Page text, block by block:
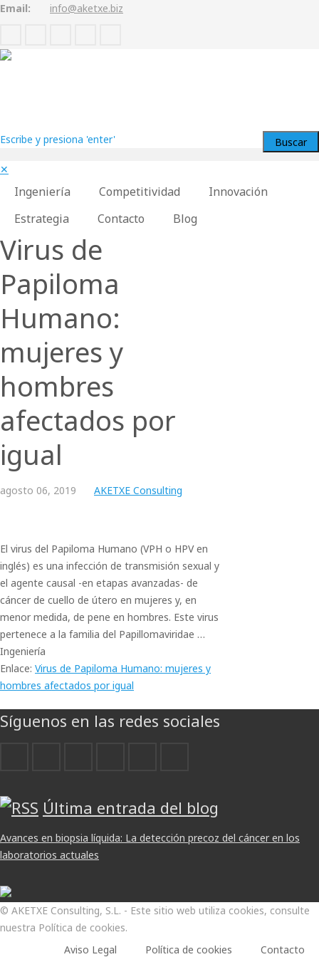
Email: info@aketxe.biz
Escribe y presiona 'enter'
✕
Ingeniería Competitividad
Innovación
Estrategia
Contacto Blog
Virus de
Papiloma
Humano:
mujeres y
hombres
afectados por
igual
agosto 06, 2019 AKETXE Consulting
El virus del Papiloma Humano (VPH o HPV en
inglés) es una infección de transmisión sexual y
el agente causal -en etapas avanzadas- de
cáncer de cuello de útero en mujeres y, en
menor medida, de pene en hombres. Este virus
pertenece a la familia del Papillomaviridae …
Ingeniería
Enlace: Virus de Papiloma Humano: mujeres y
hombres afectados por igual
Síguenos en las redes sociales
Última entrada del blog
Avances en biopsia líquida: La detección precoz del cáncer en los
laboratorios actuales
© AKETXE Consulting, S.L. - Este sitio web utiliza cookies, consulte
nuestra Política de cookies.
Aviso Legal
Política de cookies Contacto